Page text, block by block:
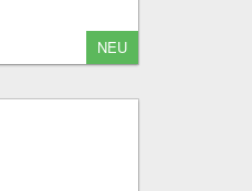
NEU